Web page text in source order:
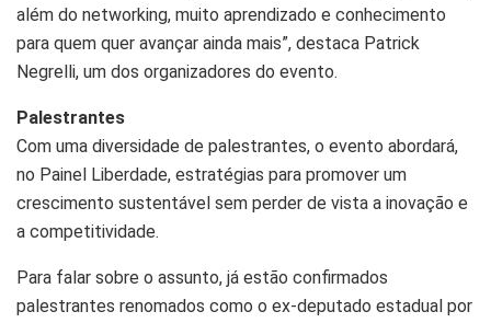
além do networking, muito aprendizado e conhecimento
para quem quer avançar ainda mais”, destaca Patrick
Negrelli, um dos organizadores do evento.
Palestrantes
Com uma diversidade de palestrantes, o evento abordará,
no Painel Liberdade, estratégias para promover um
crescimento sustentável sem perder de vista a inovação e
a competitividade.
Para falar sobre o assunto, já estão confirmados
palestrantes renomados como o ex-deputado estadual por